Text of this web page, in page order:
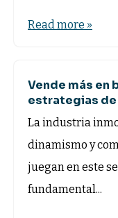
Read more »
Vende más en
estrategias de
La industria
dinamismo y
juegan en este
fundamental...